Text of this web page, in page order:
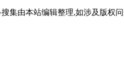
集由本站编辑整理,如涉及版权